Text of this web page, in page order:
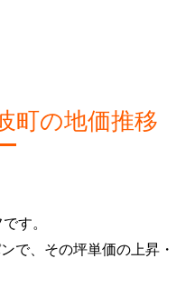
町の地価推移
す。
で、その坪単価の上昇・